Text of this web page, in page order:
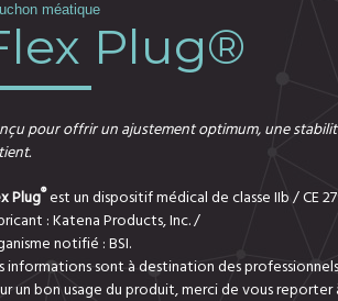
méatique
Plug®
pour offrir un ajustement optimum, une
Plug®est un dispositif médical de classe IIb / CE
: Katena Products, Inc. /
notifié : BSI.
informations sont à destination des
un bon usage du produit, merci de vous